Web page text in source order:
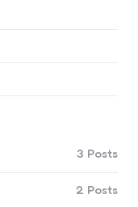
3 Posts
2 Posts